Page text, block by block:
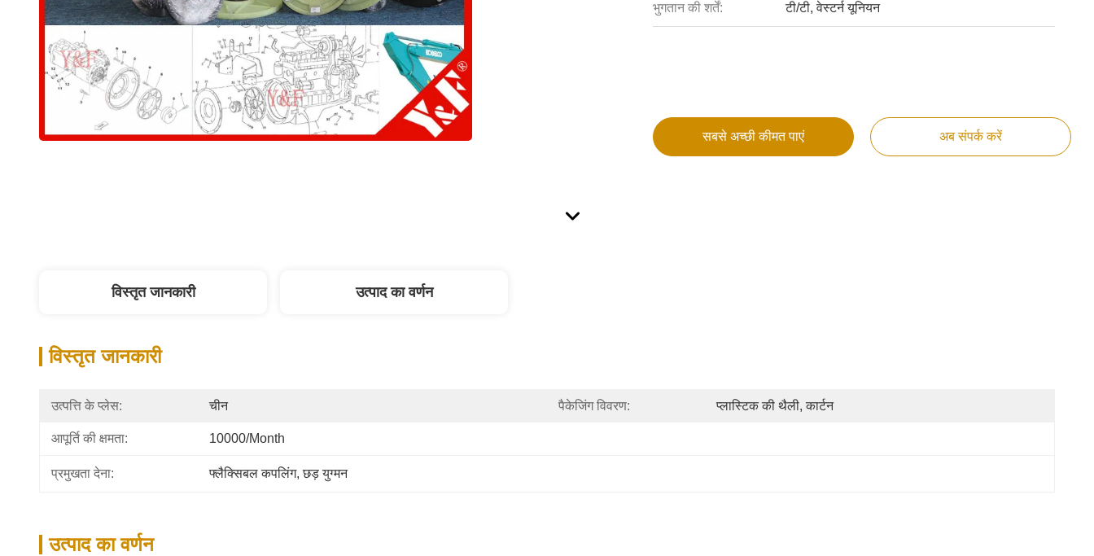
भुगतान की शर्तें: टी/टी, वेस्टर्न यूनियन
सबसे अच्छी कीमत पाएं अब संपर्क करें
विस्तृत जानकारी उत्पाद का वर्णन
विस्तृत जानकारी
उत्पत्ति के प्लेस: चीन पैकेजिंग विवरण: प्लास्टिक की थैली, कार्टन
आपूर्ति की क्षमता: 10000/Month
प्रमुखता देना: फ्लैक्सिबल कपलिंग, छड़ युग्मन
उत्पाद का वर्णन